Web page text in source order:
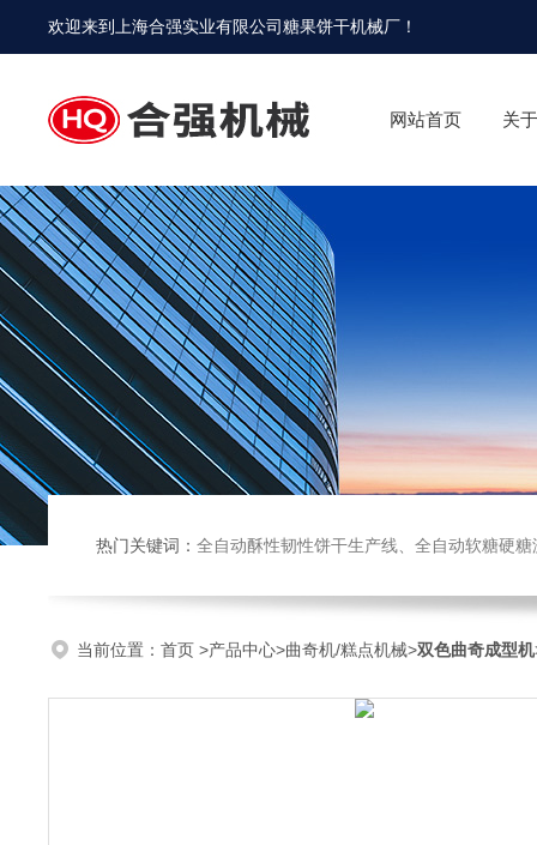
欢迎来到 上海合强实业有限公司糖果饼干机械厂 ！
网站首页 关
热门关键词： 全自动酥性韧性饼干生产线、全自动软糖硬糖浇注生产线、巧克力浇注生产线、桃酥饼干机、多功能曲奇机、热风旋
当前位置： 首页 >产品中心>曲奇机/糕点机械>双色曲奇成型机